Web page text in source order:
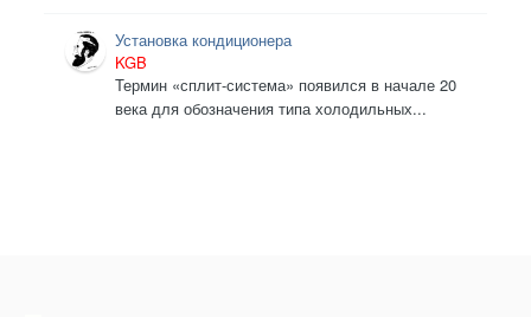
Установка кондиционера
KGB
Термин «сплит-система» появился в начале 20
века для обозначения типа холодильных...